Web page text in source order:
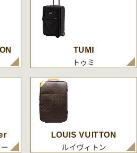
TUMI
トゥミ
LOUIS VUITTON
ルイヴィトン